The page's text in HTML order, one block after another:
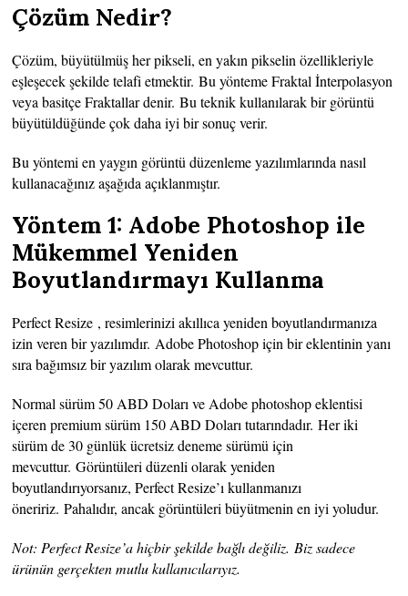
Çözüm Nedir?
Çözüm, büyütülmüş her pikseli, en yakın pikselin özellikleriyle
eşleşecek şekilde telafi etmektir. Bu yönteme Fraktal İnterpolasyon
veya basitçe Fraktallar denir. Bu teknik kullanılarak bir görüntü
büyütüldüğünde çok daha iyi bir sonuç verir.
Bu yöntemi en yaygın görüntü düzenleme yazılımlarında nasıl
kullanacağınız aşağıda açıklanmıştır.
Yöntem 1: Adobe Photoshop ile
Mükemmel Yeniden
Boyutlandırmayı Kullanma
Perfect Resize , resimlerinizi akıllıca yeniden boyutlandırmanıza
izin veren bir yazılımdır. Adobe Photoshop için bir eklentinin yanı
sıra bağımsız bir yazılım olarak mevcuttur.
Normal sürüm 50 ABD Doları ve Adobe photoshop eklentisi
içeren premium sürüm 150 ABD Doları tutarındadır. Her iki
sürüm de 30 günlük ücretsiz deneme sürümü için
mevcuttur. Görüntüleri düzenli olarak yeniden
boyutlandırıyorsanız, Perfect Resize’ı kullanmanızı
öneririz. Pahalıdır, ancak görüntüleri büyütmenin en iyi yoludur.
Not: Perfect Resize’a hiçbir şekilde bağlı değiliz. Biz sadece
ürünün gerçekten mutlu kullanıcılarıyız.